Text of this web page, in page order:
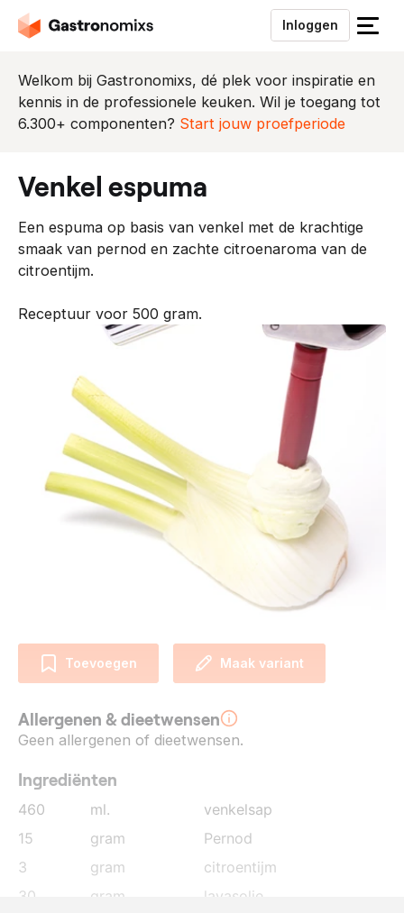
Inloggen
S
u
i
e
n
Welkom bij Gastronomixs, dé plek voor inspiratie en
kennis in de professionele keuken. Wil je toegang tot
6.300+ componenten? Start jouw proefperiode
venkel espuma
Een espuma op basis van venkel met de krachtige
smaak van pernod en zachte citroenaroma van de
citroentijm.
Receptuur voor 500 gram.
Toevoegen Maak variant
Allergenen & dieetwensen
Geen allergenen of dieetwensen.
Ingrediënten
460 ml.
venkelsap
15
gram
Pernod
3
gram
citroentijm
30
gram
lavasolie